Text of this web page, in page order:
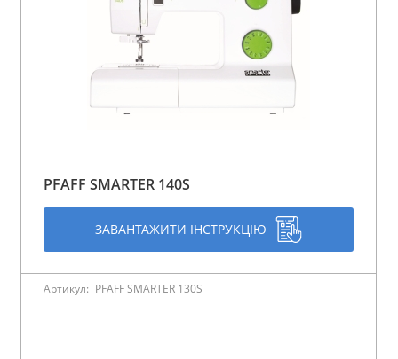
PFAFF SMARTER 140S
ЗАВАНТАЖИТИ ІНСТРУКЦІЮ
Артикул: PFAFF SMARTER 130S